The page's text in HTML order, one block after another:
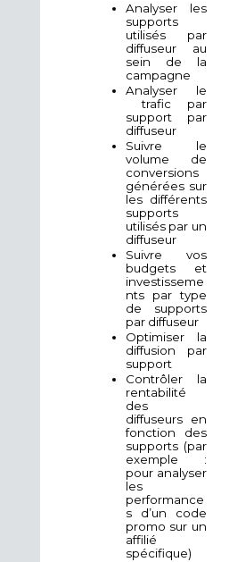
Analyser les
supports
utilisés par
diffuseur au
sein de la
campagne
Analyser le
trafic par
support par
diffuseur
Suivre le
volume de
conversions
générées sur
les différents
supports
utilisés par un
diffuseur
Suivre vos
budgets et
investisseme
nts par type
de supports
par diffuseur
Optimiser la
diffusion par
support
Contrôler la
rentabilité
des
diffuseurs en
fonction des
supports (par
exemple :
pour analyser
les
performance
s d’un code
promo sur un
affilié
spécifique)